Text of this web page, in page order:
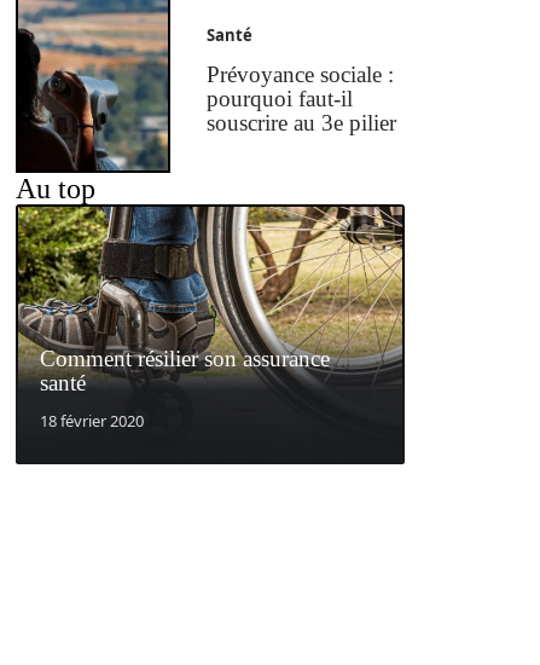
Santé
Prévoyance sociale :
pourquoi faut-il
souscrire au 3e pilier
Au top
Comment résilier son assurance
santé
18 février 2020